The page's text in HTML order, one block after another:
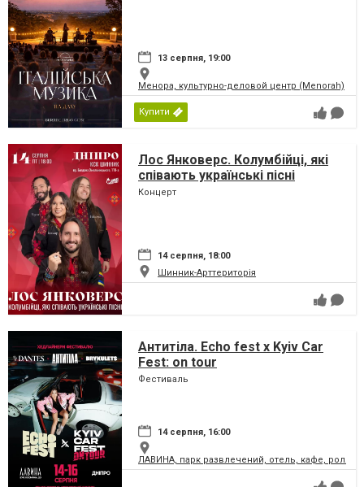
13 серпня, 19:00
Менора, культурно-деловой центр (Menorah)
Купити
Лос Янковерс. Колумбійці, які
співають українські пісні
Концерт
14 серпня, 18:00
Шинник-Арттериторія
Антитіла. Echo fest х Kyiv Car
Fest: on tour
Фестиваль
14 серпня, 16:00
ЛАВИНА, парк развлечений, отель, кафе,